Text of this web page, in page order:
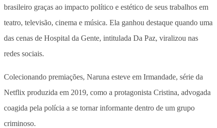
brasileiro graças ao impacto político e estético de seus trabalhos em
teatro, televisão, cinema e música. Ela ganhou destaque quando uma
das cenas de Hospital da Gente, intitulada Da Paz, viralizou nas
redes sociais.
Colecionando premiações, Naruna esteve em Irmandade, série da
Netflix produzida em 2019, como a protagonista Cristina, advogada
coagida pela polícia a se tornar informante dentro de um grupo
criminoso.